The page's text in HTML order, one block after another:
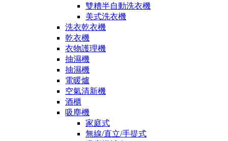
雙糟半自動洗衣機
美式洗衣機
洗衣乾衣機
乾衣機
衣物護理機
抽濕機
抽濕機
電暖爐
空氣清新機
酒櫃
吸塵機
家庭式
無線/直立/手提式